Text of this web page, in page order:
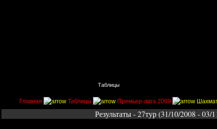
Таблицы
Главная Таблицы Премьер-лига 2009
Результаты - 27тур (31/10/2008 - 03/